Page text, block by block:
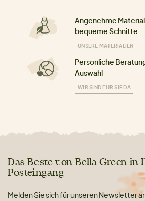
Angenehme
bequeme Schnitte
UNSERE MATERIALIEN
Persönliche
Auswahl
WIR SIND FÜR SIE DA
Das Beste von Bella Green in
Posteingang
Melden Sie sich für unseren Newsletter